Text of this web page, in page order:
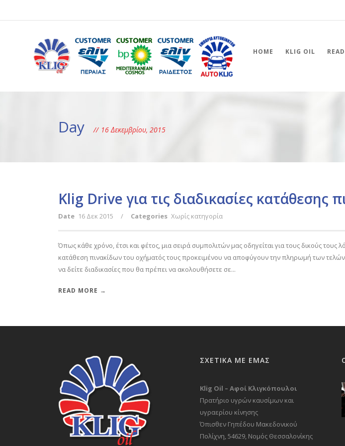
HOME KLIG OIL
Day 16 Δεκεμβρίου, 2015
Klig Drive για τις διαδικασίες κατάθεσης
Date 16 Δεκ 2015 / Categories Χωρίς κατηγορία
Όπως κάθε χρόνο, έτσι και φέτος, μια σειρά συμπολιτών μας οδηγείται για τους δικούς τους
κατάθεση πινακίδων του οχήματός τους προκειμένου να αποφύγουν την πληρωμή των
να δείτε διαδικασίες που θα πρέπει να ακολουθήσετε σε...
READ MORE →
ΣΧΕΤΙΚΑ ΜΕ ΕΜΑΣ
Klig Oil – Αφοί Κλιγκόπουλοι
Πρατήριο υγρών καυσίμων και
υγραερίου κίνησης
Όπισθεν Γηπέδου Μακεδονικού
Πολίχνη, 54629, Νομός Θεσσαλονίκης